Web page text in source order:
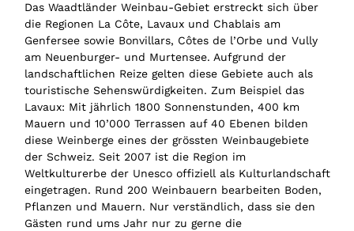
Das Waadtländer Weinbau-Gebiet erstreckt sich über
die Regionen La Côte, Lavaux und Chablais am
Genfersee sowie Bonvillars, Côtes de l’Orbe und Vully
am Neuenburger- und Murtensee. Aufgrund der
landschaftlichen Reize gelten diese Gebiete auch als
touristische Sehenswürdigkeiten. Zum Beispiel das
Lavaux: Mit jährlich 1800 Sonnenstunden, 400 km
Mauern und 10’000 Terrassen auf 40 Ebenen bilden
diese Weinberge eines der grössten Weinbaugebiete
der Schweiz. Seit 2007 ist die Region im
Weltkulturerbe der Unesco offiziell als Kulturlandschaft
eingetragen. Rund 200 Weinbauern bearbeiten Boden,
Pflanzen und Mauern. Nur verständlich, dass sie den
Gästen rund ums Jahr nur zu gerne die